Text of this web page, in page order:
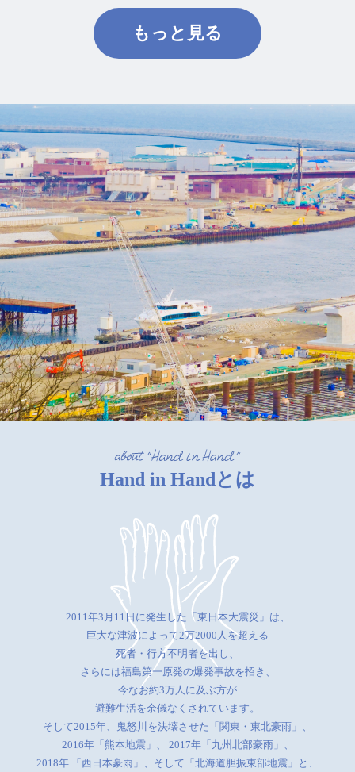
もっと見る
Hand in Handとは
2011年3月11日に発生した「東日本大震災」は、
巨大な津波によって2万2000人を超える
死者・行方不明者を出し、
さらには福島第一原発の爆発事故を招き、
今なお約3万人に及ぶ方が
避難生活を余儀なくされています。
そして2015年、鬼怒川を決壊させた「関東・東北豪雨」、
2016年「熊本地震」、
2017年「九州北部豪雨」、
2018年 「西日本豪雨」、そして「北海道胆振東部地震」と、